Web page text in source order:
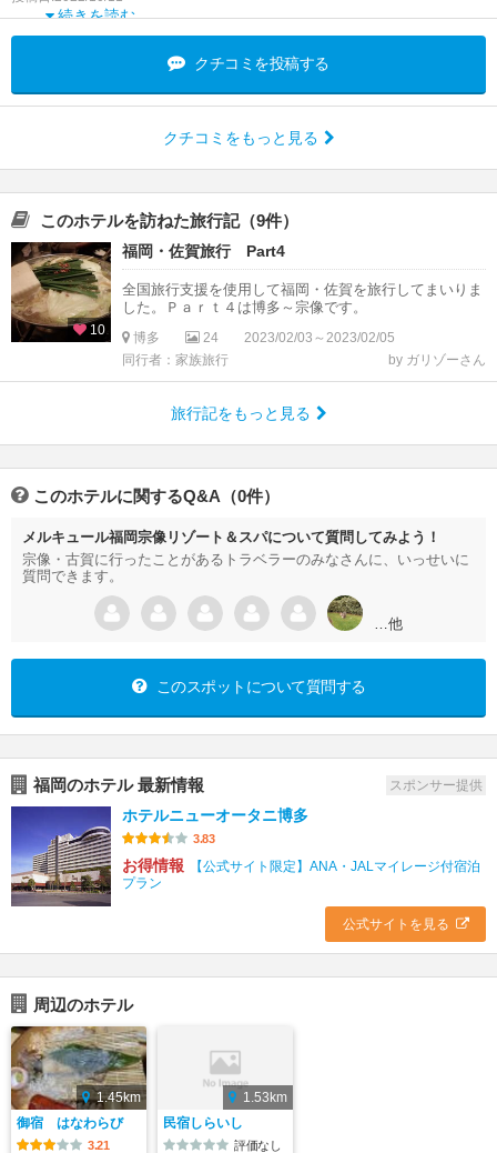
続きを読む
クチコミを投稿する
クチコミをもっと見る
このホテルを訪ねた旅行記（9件）
10
福岡・佐賀旅行 Part4
全国旅行支援を使用して福岡・佐賀を旅行してまいりま
した。Ｐａｒｔ４は博多～宗像です。
博多 24
2023/02/03～2023/02/05
同行者：家族旅行
by ガリゾーさん
旅行記をもっと見る
このホテルに関するQ&A（0件）
メルキュール福岡宗像リゾート＆スパについて質問してみよう！
宗像・古賀に行ったことがあるトラベラーのみなさんに、いっせいに
質問できます。
…他
このスポットについて質問する
福岡のホテル 最新情報 スポンサー提供
ホテルニューオータニ博多
3.83
お得情報
【公式サイト限定】ANA・JALマイレージ付宿泊
プラン
公式サイトを見る
周辺のホテル
1.45km
御宿 はなわらび
3.21
1.53km
民宿しらいし
評価なし